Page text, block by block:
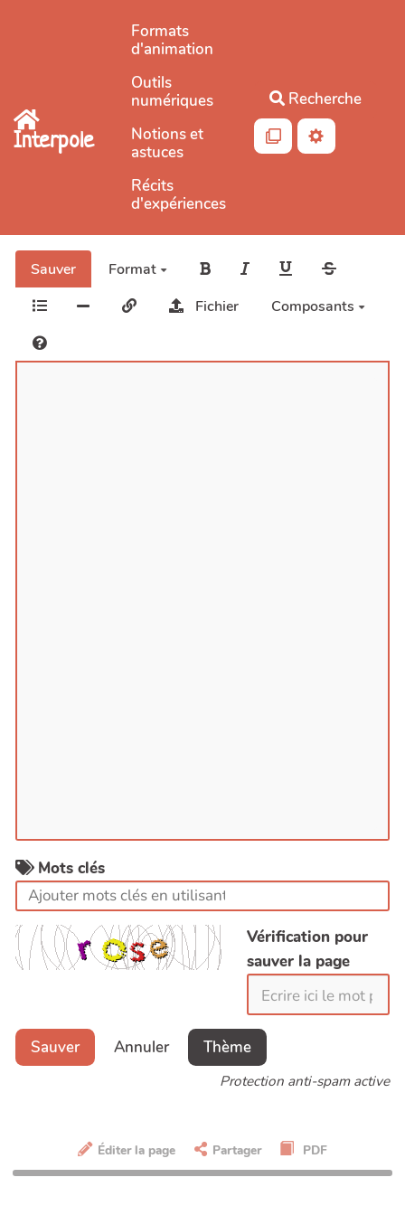
Aller au contenu principal
Interpole
Formats
d'animation
Outils
numériques
Notions et
astuces
Récits
d'expériences
Recherche
Sauver
Format
Fichier
Composants
Mots clés
Vérification pour
sauver la page
Sauver Annuler Thème
Protection anti-spam active
Éditer la page Partager PDF